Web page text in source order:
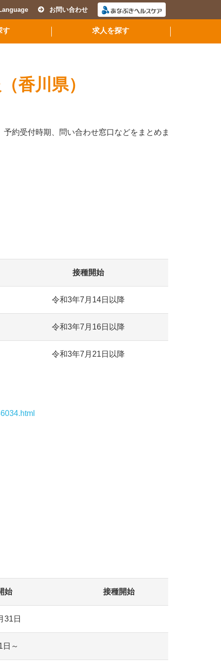
お問い合わせ
す 求人を探す
香川県）
約受付時期、問い合わせ窓口などをまとめま
接種開始
令和3年7月14日以降
令和3年7月16日以降
令和3年7月21日以降
始 接種開始
31日
日～